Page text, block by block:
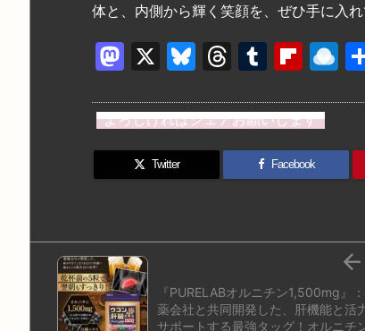
体と、内側から輝く笑顔を、ぜひ手に入れ
M
st
o
d
X
Bl
e
s
k
T
e
a
d
T
m
bl
r
Fl
b
o
ar
R
n
o
よろしければシェアお願いします
Twitter Facebook
『PURELABオルニチン1,500mg』
薬会社と共同開発した、肝機能と活
サポートする最強タッグ！オルニチ
